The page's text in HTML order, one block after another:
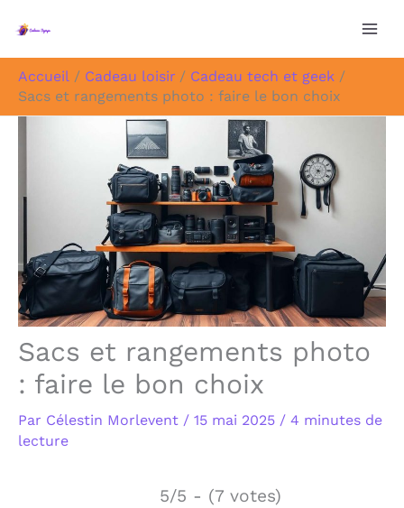
Accueil Cadeau loisir
Cadeau tech et geek
Sacs et rangements photo : faire le bon choix
Sacs et rangements photo
: faire le bon choix
Par Célestin Morlevent / 15 mai 2025 / 4 minutes de
lecture
5/5 - (7 votes)